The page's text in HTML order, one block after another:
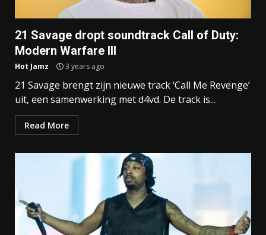
21 Savage dropt soundtrack Call of Duty:
Modern Warfare III
Hot Jamz 3 years ago
21 Savage brengt zijn nieuwe track ‘Call Me Revenge’
uit, een samenwerking met d4vd. De track is...
Read More